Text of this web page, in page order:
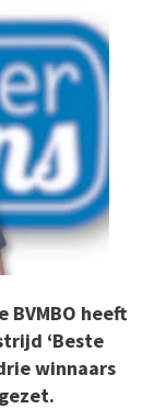
BVMBO heeft
‘Beste
winnaars